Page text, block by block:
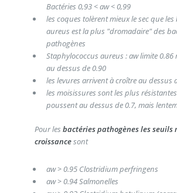
Bactéries 0,93 < aw < 0,99
les coques tolèrent mieux le sec que les
aureus est la plus "dromadaire" des
pathogènes
Staphylococcus aureus : aw limite 0.86
au dessus de 0.90
les levures arrivent à croître au dessus
les moisissures sont les plus
poussent au dessus de 0.7, mais
Pour les bactéries pathogènes les
croissancesont
aw > 0.95 Clostridium perfringens
aw > 0.94 Salmonelles